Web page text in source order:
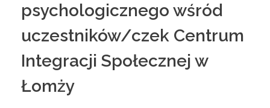
psychologicznego wśród
uczestników/czek Centrum
Integracji Społecznej w
Łomży